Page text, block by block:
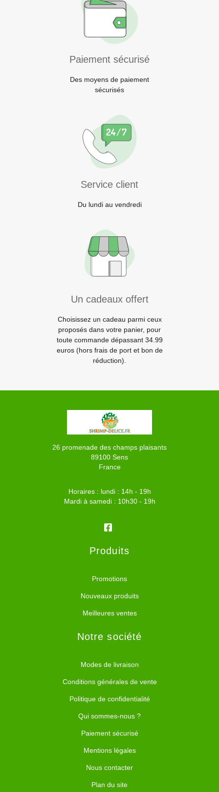
Paiement sécurisé
Des moyens de paiement
sécurisés
Service client
Du lundi au vendredi
Un cadeaux offert
Choisissez un cadeau parmi ceux
proposés dans votre panier, pour
toute commande dépassant 34.99
euros (hors frais de port et bon de
réduction).
26 promenade des champs plaisants
89100 Sens
France
Horaires : lundi : 14h - 19h
Mardi à samedi : 10h30 - 19h
Produits
Promotions
Nouveaux produits
Meilleures ventes
Notre société
Modes de livraison
Conditions générales de vente
Politique de confidentialité
Qui sommes-nous ?
Paiement sécurisé
Mentions légales
Nous contacter
Plan du site